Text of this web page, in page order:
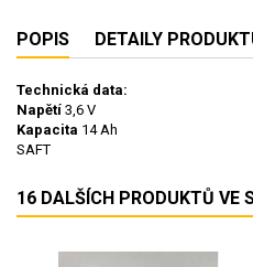
POPIS DETAILY
Technická data:
Napětí 3,6 V
Kapacita 14 Ah
SAFT
16 DALŠÍCH PRODUKTŮ VE